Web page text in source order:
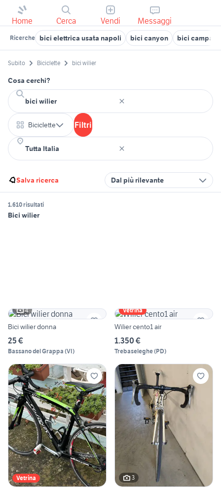
Home Cerca Vendi Messaggi
Ricerche bici elettrica usata napoli bici canyon bici
Subito Biciclette bici wilier
Cosa cerchi?
Biciclette Filtri
Salva ricerca Dal più rilevante
1.610 risultati
Bici wilier
4
Bici wilier donna
25 €
Bassano del Grappa (VI)
Vetrina
Wilier cento1 air
1.350 €
Trebaseleghe(PD)
Vetrina 3